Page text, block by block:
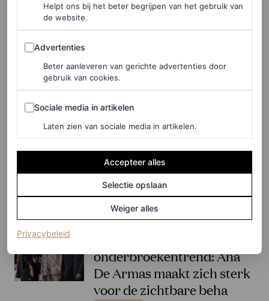
II’: zijn zus
PARTNERSHIP
Let’s talk sportswear:
Vogue duidde de tennis
inspired trends van de
event
BJÖRN BORG
FASHION NIEUWS
onderbroekentrend: Ana
De Armas maakt zich sterk
voor de zichtbare beha
Helpt ons bij het beter begrijpen van het gebruik van
de website.
Advertenties
Advertenties
Beter aanleveren van gerichte advertenties door
gebruik van cookies.
Sociale media in artikelen
Sociale media in artikelen
Laten zien van sociale media in artikelen.
Accepteer alles
Selectie opslaan
Weiger alles
Privacybeleid